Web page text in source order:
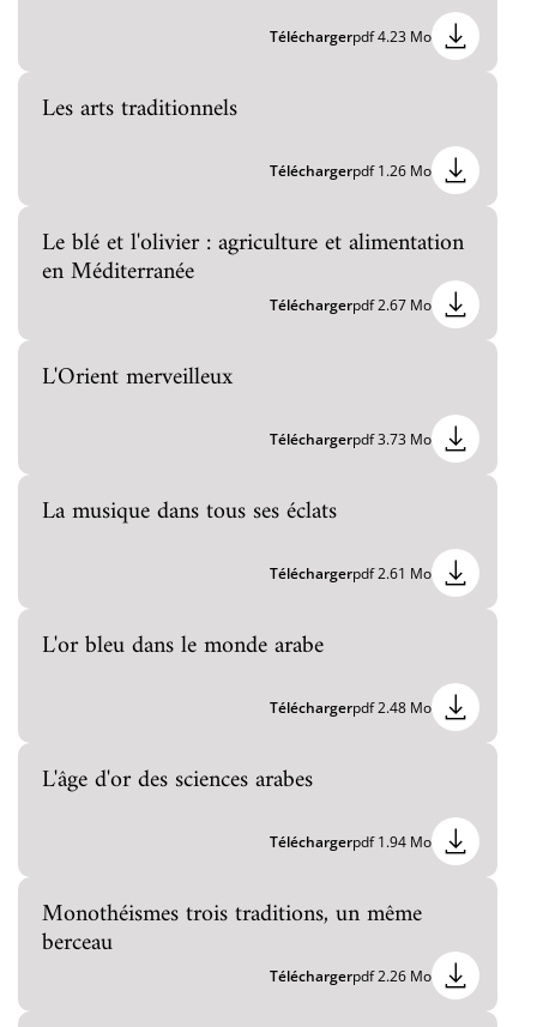
Téléchargerpdf 4.23 Mo
Les arts traditionnels
Téléchargerpdf 1.26 Mo
Le blé et l'olivier : agriculture et alimentation
en Méditerranée
Téléchargerpdf 2.67 Mo
L'Orient merveilleux
Téléchargerpdf 3.73 Mo
La musique dans tous ses éclats
Téléchargerpdf 2.61 Mo
L'or bleu dans le monde arabe
Téléchargerpdf 2.48 Mo
L'âge d'or des sciences arabes
Téléchargerpdf 1.94 Mo
Monothéismes trois traditions, un même
berceau
Téléchargerpdf 2.26 Mo